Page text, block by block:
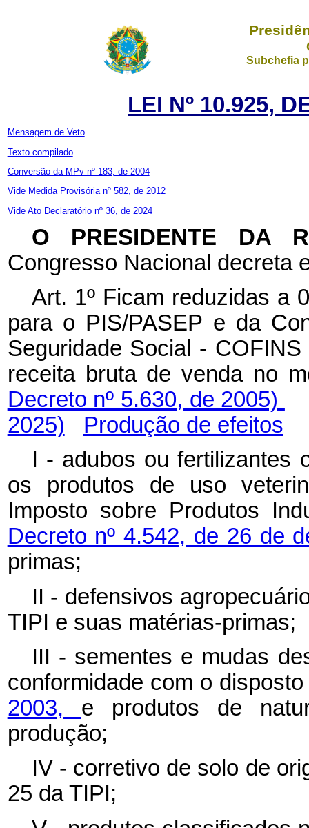
Subchefia
LEI Nº 10.925,
Mensagem de Veto
Texto compilado
Conversão da MPv nº 183, de 2004
Vide Medida Provisória nº 582, de 2012
Vide Ato Declaratório nº 36, de 2024
O PRESIDENTE DA
Congresso Nacional decreta
Art. 1º Ficam reduzidas a
para o PIS/PASEP e da
Seguridade Social -
receita bruta de venda no
Decreto nº 5.630, de 2005)
2025)
Produção de efeitos
I - adubos ou fertilizantes
os produtos de uso
Imposto sobre Produtos
Decreto nº 4.542, de 26 de
primas;
II - defensivos
TIPI e suas matérias-primas;
III - sementes e mudas
conformidade com o
2003, e produtos de
produção;
IV - corretivo de solo de
25 da TIPI;